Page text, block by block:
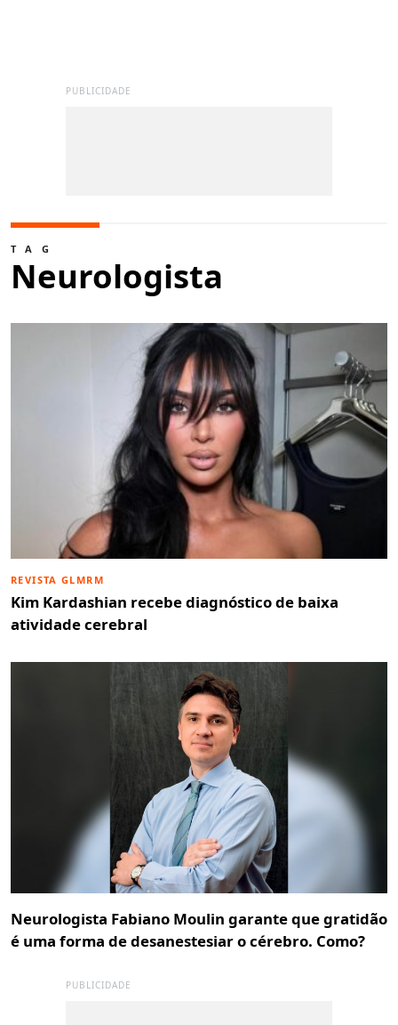
PUBLICIDADE
TAG
Neurologista
REVISTA GLMRM
Kim Kardashian recebe diagnóstico de baixa
atividade cerebral
Neurologista Fabiano Moulin garante que gratidão
é uma forma de desanestesiar o cérebro. Como?
PUBLICIDADE